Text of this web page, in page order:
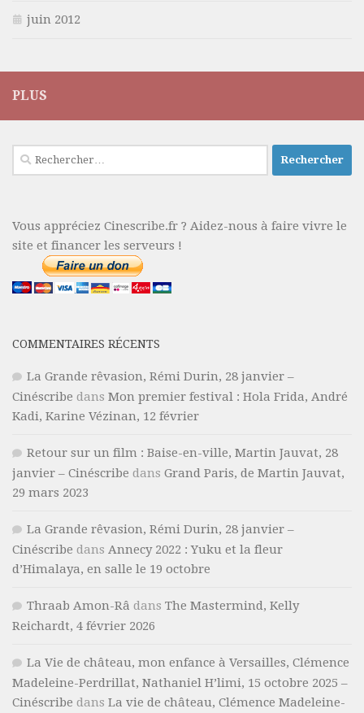
juin 2012
PLUS
Rechercher :
Vous appréciez Cinescribe.fr ? Aidez-nous à faire vivre le
site et financer les serveurs !
COMMENTAIRES RÉCENTS
La Grande rêvasion, Rémi Durin, 28 janvier –
Cinéscribe dans Mon premier festival : Hola Frida, André
Kadi, Karine Vézinan, 12 février
Retour sur un film : Baise-en-ville, Martin Jauvat, 28
janvier – Cinéscribe dans Grand Paris, de Martin Jauvat,
29 mars 2023
La Grande rêvasion, Rémi Durin, 28 janvier –
Cinéscribe dans Annecy 2022 : Yuku et la fleur
d’Himalaya, en salle le 19 octobre
Thraab Amon-Râ dans The Mastermind, Kelly
Reichardt, 4 février 2026
La Vie de château, mon enfance à Versailles, Clémence
Madeleine-Perdrillat, Nathaniel H’limi, 15 octobre 2025 –
Cinéscribe dans La vie de château, Clémence Madeleine-